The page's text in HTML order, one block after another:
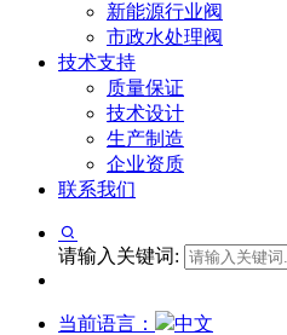
新能源行业阀
市政水处理阀
技术支持
质量保证
技术设计
生产制造
企业资质
联系我们
请输入关键词:
当前语言：
中文